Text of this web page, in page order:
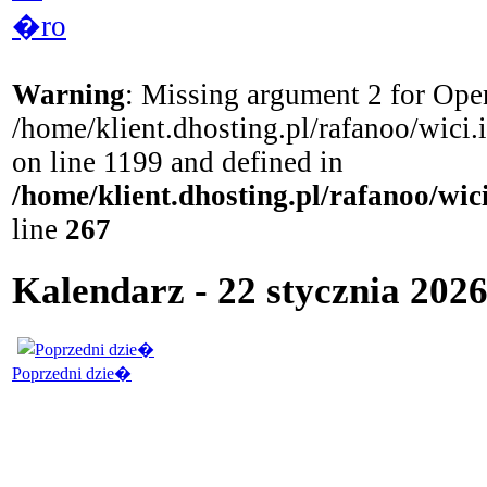
�ro
Warning: Missing argument 2 for
/home/klient.dhosting.pl/rafanoo/
on line 1199 and defined in
/home/klient.dhosting.pl/rafanoo/
line 267
Kalendarz - 22 stycznia
Poprzedni dzie�